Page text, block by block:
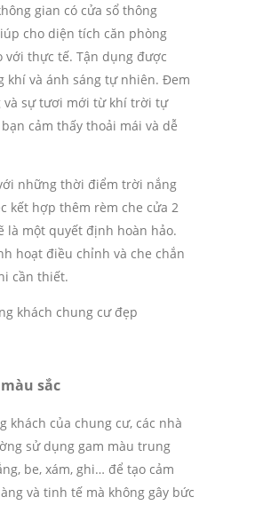
gian có cửa sổ thông
cho diện tích căn phòng
với thực tế. Tận dụng được
khí và ánh sáng tự nhiên. Đem
và sự tươi mới từ khí trời tự
cảm thấy thoải mái và dễ
những thời điểm trời nắng
kết hợp thêm rèm che cửa 2
là một quyết định hoàn hảo.
hoạt điều chỉnh và che chắn
cần thiết.
sắc
khách của chung cư, các nhà
sử dụng gam màu trung
be, xám, ghi… để tạo cảm
và tinh tế mà không gây bức